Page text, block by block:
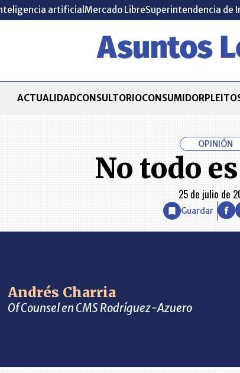
artificial Mercado LibreSuperintendencia de
ACTUALIDADCONSULTORIOCONSUMIDOR
OPINIÓN
No todo
25 de julio de
Guardar
Andrés Charria
Of Counsel en CMS Rodríguez-Azuero